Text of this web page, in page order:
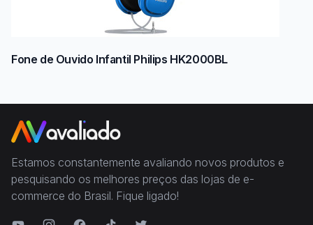
Fone de Ouvido Infantil Philips HK2000BL
Estamos constantemente avaliando novos produtos e
pesquisando os melhores preços das lojas de e-
commerce do Brasil. Fique ligado!